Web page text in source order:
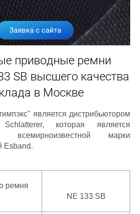
Заявка с сайта
приводные ремни
SB высшего качества
в Москве
является дистрибьютором
которая является
всемирноизвестной марки
Esband.
ремня
NE 133 SB